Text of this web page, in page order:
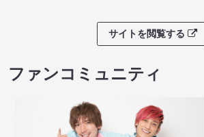
サイトを閲覧する
ファンコミュニティ